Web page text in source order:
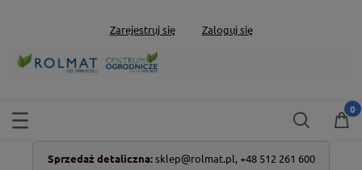
Zarejestruj się Zaloguj się
Sprzedaż detaliczna: sklep@rolmat.pl, +48 512 261 600